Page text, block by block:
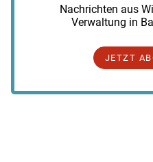
Nachrichten aus
Verwaltung in
JETZT